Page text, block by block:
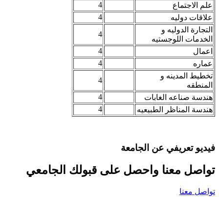
علم الاجتماع
4
علاقات دوليه
4
التجارة الدوليه و
الخدمات اللوجستيه
4
اعمال
4
عماره
4
تخطيط المدينه و
المنطقه
4
هندسة صناعه الغابات
4
هندسة المناظر الطبيعيه
4
فيديو تعريفي عن الجامعة
تواصل معنا واحصل على قبولك الجامعي
تواصل معنا